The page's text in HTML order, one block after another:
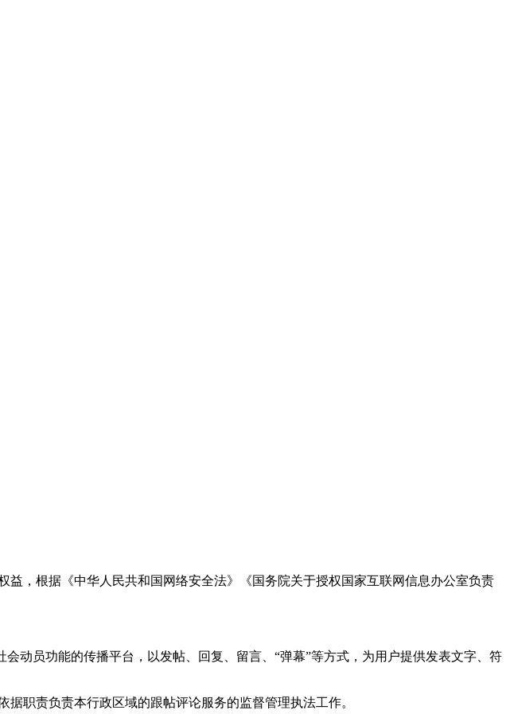
，根据《中华人民共和国网络安全法》《国务院关于授权国家互联网信息办公室负责
动员功能的传播平台，以发帖、回复、留言、“弹幕”等方式，为用户提供发表文字、符
职责负责本行政区域的跟帖评论服务的监督管理执法工作。